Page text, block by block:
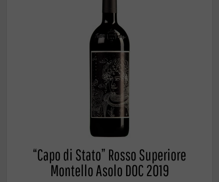
“Capo di Stato” Rosso Superiore
Montello Asolo DOC 2019